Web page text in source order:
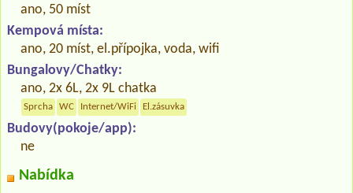
ano, 50 míst
Kempová místa:
ano, 20 míst, el.přípojka, voda, wifi
Bungalovy/Chatky:
ano, 2x 6L, 2x 9L chatka
Sprcha WC Internet/WiFi El.zásuvka
Budovy(pokoje/app):
ne
Nabídka